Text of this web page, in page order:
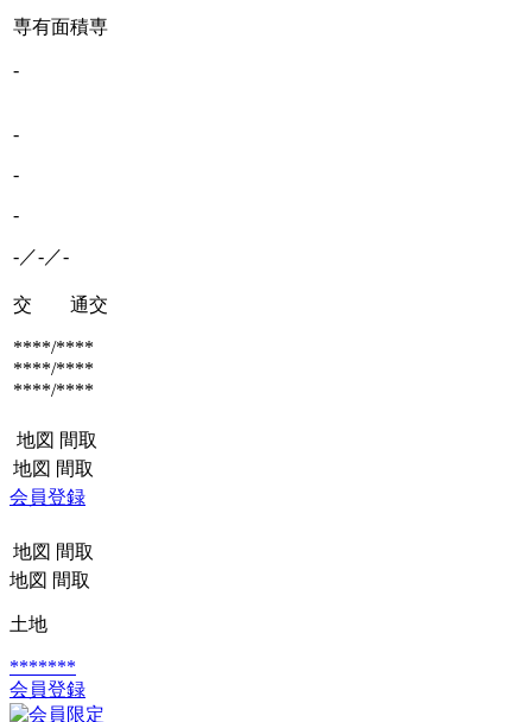
専有面積専
-
-
-
-
-／-／-
交 通交
****/****
****/****
****/****
地図 間取
地図 間取
会員登録
地図 間取
地図 間取
土地
*******
会員登録